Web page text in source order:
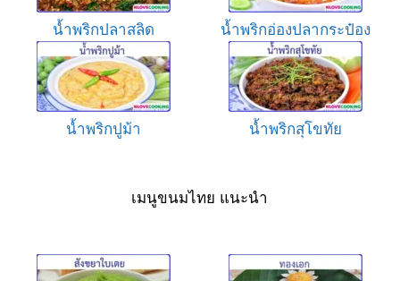
น้ำพริกปลาสลิด น้ำพริกอ่องปลากระป๋อง
น้ำพริกปูม้า น้ำพริกสุโขทัย
เมนูขนมไทย แนะนำ